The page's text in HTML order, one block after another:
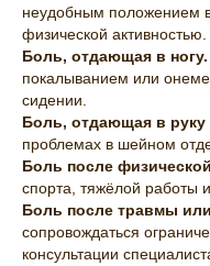
неудобным положением
физической активностью.
Боль, отдающая в ногу.
покалыванием или
сидении.
Боль, отдающая в руку
проблемах в шейном
Боль после
спорта, тяжёлой работы
Боль после травмы
сопровождаться
консультации